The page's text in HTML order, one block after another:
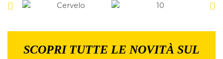
SCOPRI TUTTE LE NOVITÀ SUL